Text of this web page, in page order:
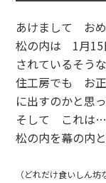
あけまして おめ
松の内は 1月15
されているそうな
住工房でも お
に出すのかと思
そして これは
松の内を幕の内
（どれだけ食いしん坊